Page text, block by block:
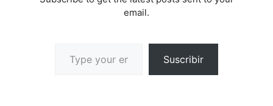
email.
Suscribir